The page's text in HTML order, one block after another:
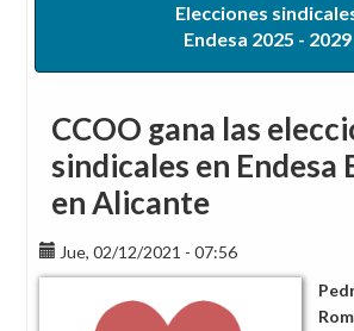
Elecciones
Endesa 2025 - 2029
CCOO gana las
sindicales en Endesa
en Alicante
Jue, 02/12/2021 - 07:56